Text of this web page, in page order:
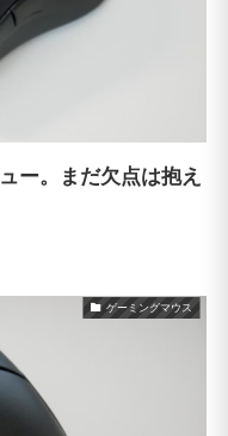
ー。まだ欠点は抱え
ゲーミングマウス